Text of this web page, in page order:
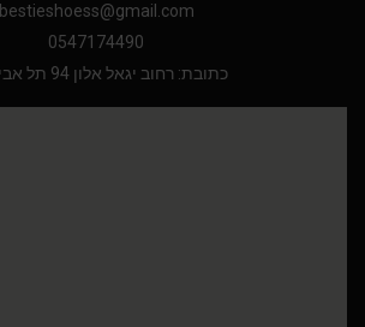
bestieshoess@gmail.com
0547174490
כתובת: רחוב יגאל אלון 94 תל אביב יפו